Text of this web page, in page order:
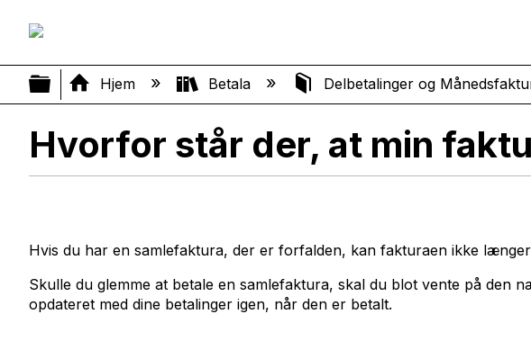
Vis/skjul global hierarki
Hjem Betala Delbetalinger og
Hvorfor står der, at min
Hvis du har en samlefaktura, der er forfalden, kan fakturaen ikke
Skulle du glemme at betale en samlefaktura, skal du blot vente på
opdateret med dine betalinger igen, når den er betalt.